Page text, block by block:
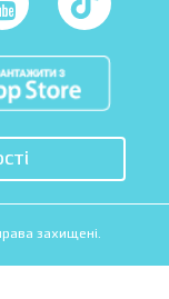
захищені.